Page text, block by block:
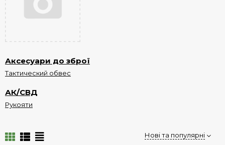
Аксесуари до зброї
Тактический обвес
АК/СВД
Рукояти
Нові та популярні